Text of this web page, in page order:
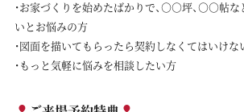
・お家づくりを始めたばかりで、○○坪、○○帖な
いとお悩みの方
・図面を描いてもらったら契約しなくてはいけ
・もっと気軽に悩みを相談したい方